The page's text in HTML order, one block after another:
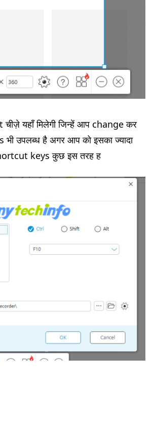
यहाँ मिलेगी जिन्हें आप change कर
उपलब्ध है अगर आप को इसका ज्यादा
keys कुछ इस तरह ह